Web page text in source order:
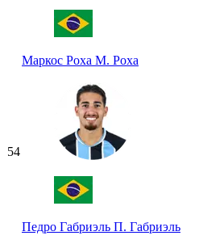
Маркос Роха М. Роха
54
Педро Габриэль П. Габриэль